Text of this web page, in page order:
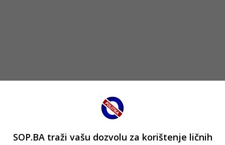
SOP.BA traži vašu dozvolu za korištenje ličnih